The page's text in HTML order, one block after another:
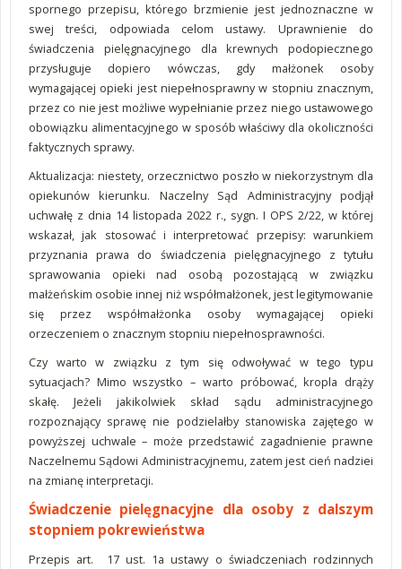
spornego przepisu, którego brzmienie jest jednoznaczne w
swej treści, odpowiada celom ustawy. Uprawnienie do
świadczenia pielęgnacyjnego dla krewnych podopiecznego
przysługuje dopiero wówczas, gdy małżonek osoby
wymagającej opieki jest niepełnosprawny w stopniu znacznym,
przez co nie jest możliwe wypełnianie przez niego ustawowego
obowiązku alimentacyjnego w sposób właściwy dla okoliczności
faktycznych sprawy.
Aktualizacja: niestety, orzecznictwo poszło w niekorzystnym dla
opiekunów kierunku. Naczelny Sąd Administracyjny podjął
uchwałę z dnia 14 listopada 2022 r., sygn. I OPS 2/22, w której
wskazał, jak stosować i interpretować przepisy: warunkiem
przyznania prawa do świadczenia pielęgnacyjnego z tytułu
sprawowania opieki nad osobą pozostającą w związku
małżeńskim osobie innej niż współmałżonek, jest legitymowanie
się przez współmałżonka osoby wymagającej opieki
orzeczeniem o znacznym stopniu niepełnosprawności.
Czy warto w związku z tym się odwoływać w tego typu
sytuacjach? Mimo wszystko – warto próbować, kropla drąży
skałę. Jeżeli jakikolwiek skład sądu administracyjnego
rozpoznający sprawę nie podzielałby stanowiska zajętego w
powyższej uchwale – może przedstawić zagadnienie prawne
Naczelnemu Sądowi Administracyjnemu, zatem jest cień nadziei
na zmianę interpretacji.
Świadczenie pielęgnacyjne dla osoby z dalszym
stopniem pokrewieństwa
Przepis art. 17 ust. 1a ustawy o świadczeniach rodzinnych